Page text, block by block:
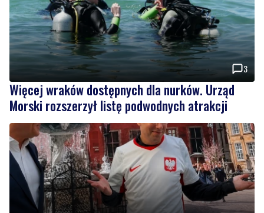
3
Więcej wraków dostępnych dla nurków. Urząd
Morski rozszerzył listę podwodnych atrakcji